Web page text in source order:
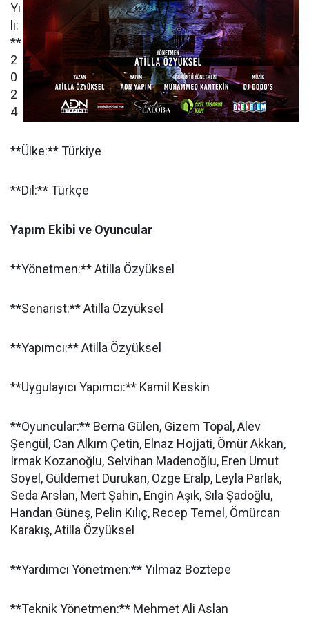
Yı
lı:
**
2
0
2
4
**Ülke:** Türkiye
**Dil:** Türkçe
Yapım Ekibi ve Oyuncular
**Yönetmen:** Atilla Özyüksel
**Senarist:** Atilla Özyüksel
**Yapımcı:** Atilla Özyüksel
**Uygulayıcı Yapımcı:** Kamil Keskin
**Oyuncular:** Berna Gülen, Gizem Topal, Alev
Şengül, Can Alkım Çetin, Elnaz Hojjati, Ömür Akkan,
Irmak Kozanoğlu, Selvihan Madenoğlu, Eren Umut
Soyel, Güldemet Durukan, Özge Eralp, Leyla Parlak,
Seda Arslan, Mert Şahin, Engin Aşık, Sıla Şadoğlu,
Handan Güneş, Pelin Kılıç, Recep Temel, Ömürcan
Karakış, Atilla Özyüksel
**Yardımcı Yönetmen:** Yılmaz Boztepe
**Teknik Yönetmen:** Mehmet Ali Aslan